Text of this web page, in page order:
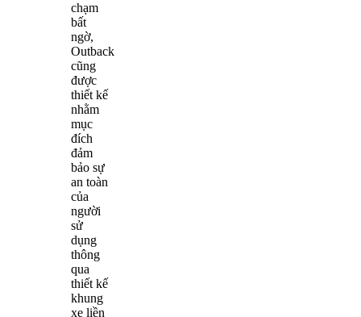
chạm
bất
ngờ,
Outback
cũng
được
thiết kế
nhằm
mục
đích
đảm
bảo sự
an toàn
của
người
sử
dụng
thông
qua
thiết kế
khung
xe liền